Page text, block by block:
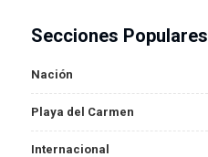
Secciones Populares
Nación
Playa del Carmen
Internacional